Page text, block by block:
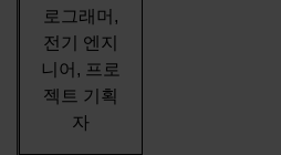
로그래머,
전기 엔지
니어, 프로
젝트 기획
자